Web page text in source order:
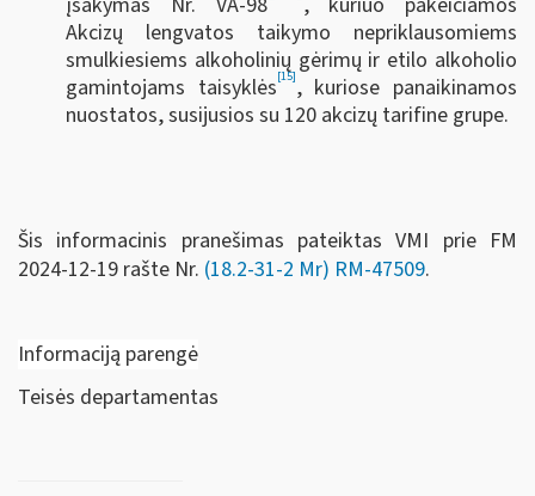
Akcizų lengvatos taikymo nepriklausomiems
smulkiesiems alkoholinių gėrimų ir etilo alkoholio
gamintojams taisyklės[15], kuriose panaikinamos
nuostatos, susijusios su 120 akcizų tarifine grupe.
Šis informacinis pranešimas pateiktas VMI prie FM
2024-12-19 rašte Nr. (18.2-31-2 Mr) RM-47509.
Informaciją parengė
Teisės departamentas